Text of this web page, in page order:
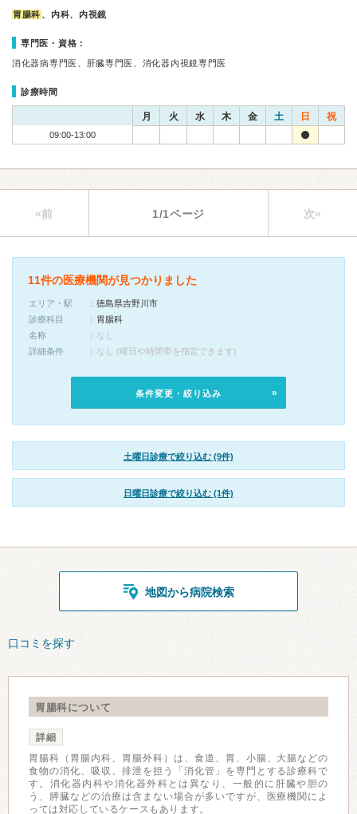
胃腸科 、内科、内視鏡
専門医・資格：
消化器病専門医、肝臓専門医、消化器内視鏡専門医
診療時間
月 火 水 木 金 土 日 祝
09:00-13:00
«前 1/1ページ 次»
11件の医療機関が見つかりました
エリア・駅
徳島県吉野川市
診療科目
胃腸科
名称
なし
詳細条件
なし (曜日や時間帯を指定できます)
条件変更・絞り込み
土曜日診療で絞り込む (9件)
日曜日診療で絞り込む (1件)
地図から病院検索
口コミを探す
胃腸科について
詳細
胃腸科（胃腸内科、胃腸外科）は、食道、胃、小腸、大腸などの
食物の消化、吸収、排泄を担う「消化管」を専門とする診療科で
す。消化器内科や消化器外科とは異なり、一般的に肝臓や胆の
う、膵臓などの治療は含まない場合が多いですが、医療機関によ
っては対応しているケースもあります。